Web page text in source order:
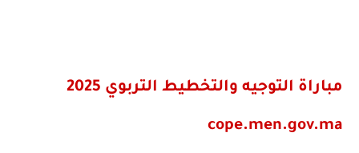
مباراة التوجيه والتخطيط التربوي 2025
cope.men.gov.ma